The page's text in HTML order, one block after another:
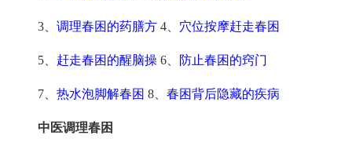
3、 调理春困的药膳方 4、 穴位按摩赶走春困
5、 赶走春困的醒脑操 6、 防止春困的窍门
7、 热水泡脚解春困 8、 春困背后隐藏的疾病
中医调理春困